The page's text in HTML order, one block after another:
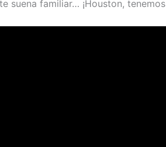
suena familiar… ¡Houston,